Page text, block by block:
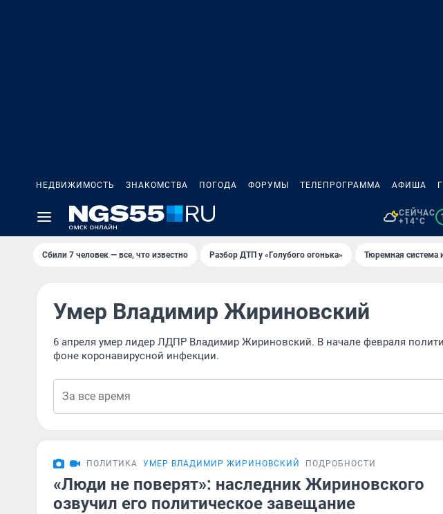
НЕДВИЖИМОСТЬ ЗНАКОМСТВА ПОГОДА ФОРУМЫ ТЕЛЕПРОГРАММА АФИША
СЕЙЧАС
+14°C
Сбили 7 человек — все, что известно Разбор ДТП у «Голубого огонька» Тюремная система
Умер Владимир Жириновский
6 апреля умер лидер ЛДПР Владимир Жириновский. В начале февраля
фоне коронавирусной инфекции.
ПОЛИТИКА УМЕР ВЛАДИМИР ЖИРИНОВСКИЙ ПОДРОБНОСТИ
«Люди не поверят»: наследник Жириновского
озвучил его политическое завещание